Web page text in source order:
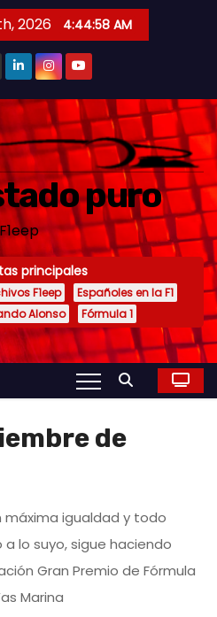
2026 4:45:00 AM
puro
principales
F1eep
Españoles en la F1
Alonso Fórmula 1
de
igualdad y todo
lo suyo, sigue haciendo
Gran Premio de Fórmula
Marina